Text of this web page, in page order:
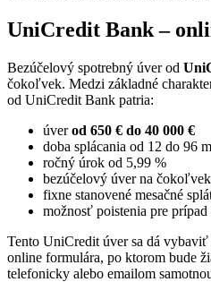
UniCredit Bank –
Bezúčelový spotrebný úver od
čokoľvek. Medzi základné
od UniCredit Bank patria:
úverod 650 € do 40 000 €
doba splácania od 12 do 96
ročný úrok od 5,99 %
bezúčelový úver na čokoľvek
fixne stanovené mesačné
možnosť poistenia pre prípad
Tento UniCredit úver sa dá
online formulára, po ktorom bude
telefonicky alebo emailom